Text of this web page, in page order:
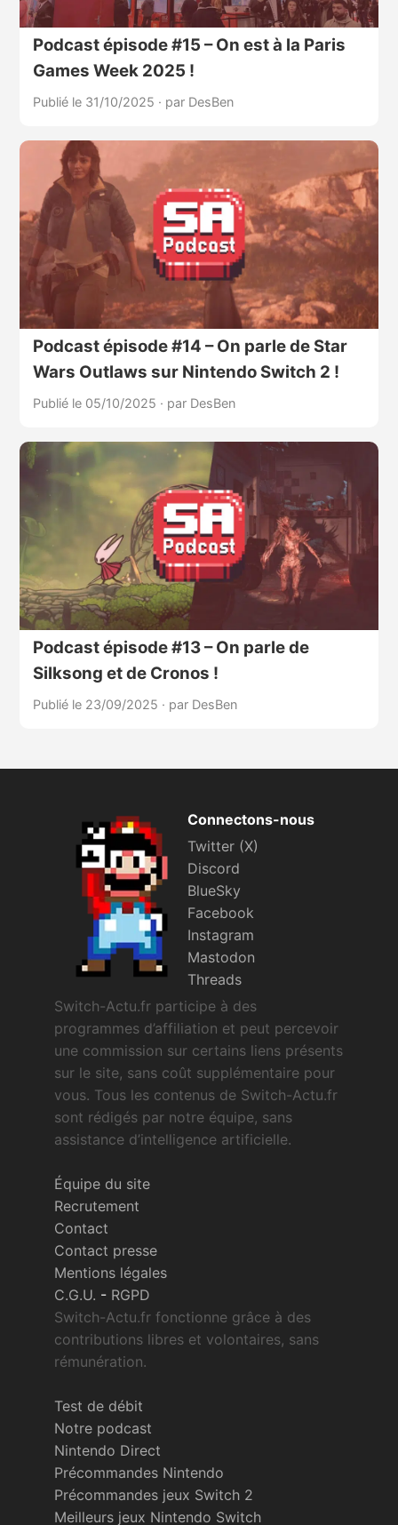
Podcast épisode #15 – On est à la Paris
Games Week 2025 !
Publié le 31/10/2025 · par DesBen
Podcast épisode #14 – On parle de Star
Wars Outlaws sur Nintendo Switch 2 !
Publié le 05/10/2025 · par DesBen
Podcast épisode #13 – On parle de
Silksong et de Cronos !
Publié le 23/09/2025 · par DesBen
Connectons-nous
Twitter (X)
Discord
BlueSky
Facebook
Instagram
Mastodon
Threads
Switch-Actu.fr participe à des
programmes d’affiliation et peut percevoir
une commission sur certains liens présents
sur le site, sans coût supplémentaire pour
vous. Tous les contenus de Switch-Actu.fr
sont rédigés par notre équipe, sans
assistance d’intelligence artificielle.
Équipe du site
Recrutement
Contact
Contact presse
Mentions légales
C.G.U. - RGPD
Switch-Actu.fr fonctionne grâce à des
contributions libres et volontaires, sans
rémunération.
Test de débit
Notre podcast
Nintendo Direct
Précommandes Nintendo
Précommandes jeux Switch 2
Meilleurs jeux Nintendo Switch